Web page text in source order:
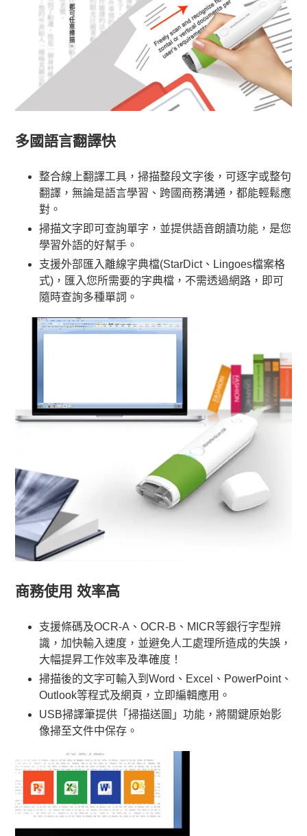
多國語言翻譯快
整合線上翻譯工具，掃描整段文字後，可逐字或整句
翻譯，無論是語言學習、跨國商務溝通，都能輕鬆應
對。
掃描文字即可查詢單字，並提供語音朗讀功能，是您
學習外語的好幫手。
支援外部匯入離線字典檔(StarDict、Lingoes檔案格
式)，匯入您所需要的字典檔，不需透過網路，即可
隨時查詢多種單詞。
商務使用 效率高
支援條碼及OCR-A、OCR-B、MICR等銀行字型辨
識，加快輸入速度，並避免人工處理所造成的失誤，
大幅提昇工作效率及準確度！
掃描後的文字可輸入到Word、Excel、PowerPoint、
Outlook等程式及網頁，立即編輯應用。
USB掃譯筆提供「掃描送圖」功能，將關鍵原始影
像掃至文件中保存。